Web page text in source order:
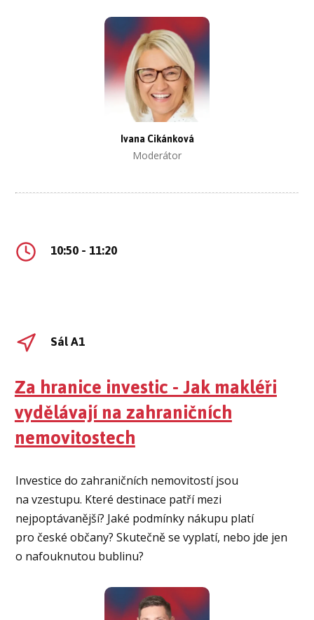
Ivana Cikánková
Moderátor
10:50 - 11:20
Sál A1
Za hranice investic - Jak makléři
vydělávají na zahraničních
nemovitostech
Investice do zahraničních nemovitostí jsou
na vzestupu. Které destinace patří mezi
nejpoptávanější? Jaké podmínky nákupu platí
pro české občany? Skutečně se vyplatí, nebo jde jen
o nafouknutou bublinu?